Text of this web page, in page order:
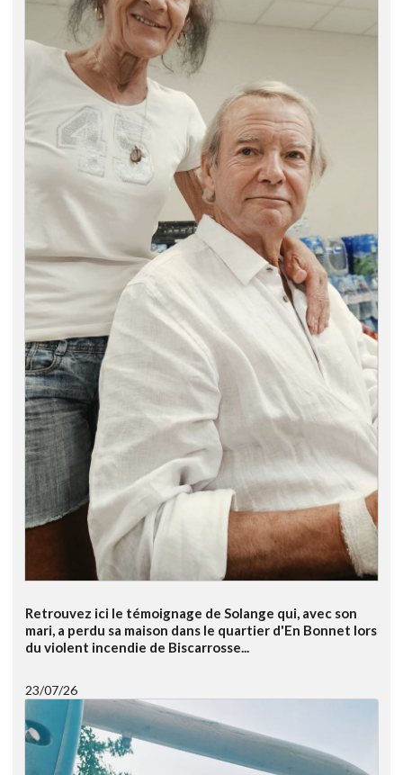
Retrouvez ici le témoignage de Solange qui, avec son
mari, a perdu sa maison dans le quartier d'En Bonnet lors
du violent incendie de Biscarrosse...
23/07/26